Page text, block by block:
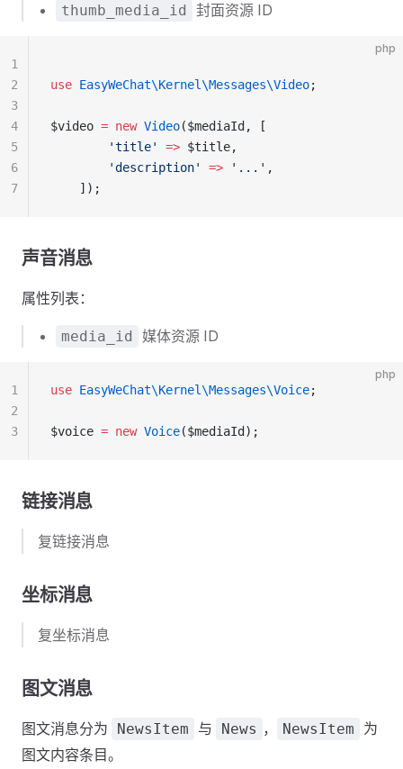
thumb_media_id 封面资源 ID
php
use EasyWeChat\Kernel\Messages\Video;
$video = new Video($mediaId, [
        'title'
=> $title,
        'description'
=> '...' ,
    ]);
1
2
3
4
5
6
7
声音消息
属性列表：
media_id 媒体资源 ID
php
use EasyWeChat\Kernel\Messages\Voice;
$voice = new Voice($mediaId);
1
2
3
链接消息
复链接消息
坐标消息
复坐标消息
图文消息
图文消息分为 NewsItem 与 News ， NewsItem
为
图文内容条目。